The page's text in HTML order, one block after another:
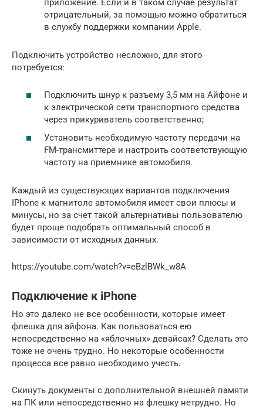
приложение. Если и в таком случае результат
отрицательный, за помощью можно обратиться
в службу поддержки компании Apple.
Подключить устройство несложно, для этого
потребуется:
Подключить шнур к разъему 3,5 мм на Айфоне и
к электрической сети транспортного средства
через прикуриватель соответственно;
Установить необходимую частоту передачи на
FM-трансмиттере и настроить соответствующую
частоту на приемнике автомобиля.
Каждый из существующих вариантов подключения
IPhone к магнитоле автомобиля имеет свои плюсы и
минусы, но за счет такой альтернативы пользователю
будет проще подобрать оптимальный способ в
зависимости от исходных данных.
https://youtube.com/watch?v=eBzlBWk_w8A
Подключение к iPhone
Но это далеко не все особенности, которые имеет
флешка для айфона. Как пользоваться ею
непосредственно на «яблочных» девайсах? Сделать это
тоже не очень трудно. Но некоторые особенности
процесса все равно необходимо учесть.
Скинуть документы с дополнительной внешней памяти
на ПК или непосредственно на флешку нетрудно. Но